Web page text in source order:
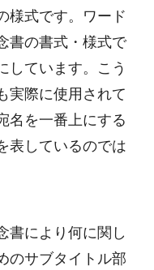
様式です。ワード
書の書式・様式で
しています。こう
実際に使用されて
名を一番上にする
表しているのでは
書により何に関し
のサブタイトル部